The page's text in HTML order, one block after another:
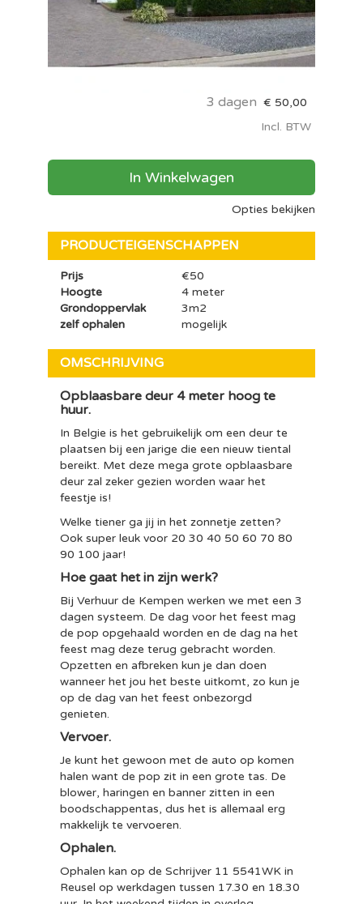
3 dagen € 50,00
Incl. BTW
In Winkelwagen
Opties bekijken
PRODUCTEIGENSCHAPPEN
Prijs
€50
Hoogte
4 meter
Grondoppervlak
3m2
zelf ophalen
mogelijk
OMSCHRIJVING
Opblaasbare deur 4 meter hoog te
huur.
In Belgie is het gebruikelijk om een deur te
plaatsen bij een jarige die een nieuw tiental
bereikt. Met deze mega grote opblaasbare
deur zal zeker gezien worden waar het
feestje is!
Welke tiener ga jij in het zonnetje zetten?
Ook super leuk voor 20 30 40 50 60 70 80
90 100 jaar!
Hoe gaat het in zijn werk?
Bij Verhuur de Kempen werken we met een 3
dagen systeem. De dag voor het feest mag
de pop opgehaald worden en de dag na het
feest mag deze terug gebracht worden.
Opzetten en afbreken kun je dan doen
wanneer het jou het beste uitkomt, zo kun je
op de dag van het feest onbezorgd
genieten.
Vervoer.
Je kunt het gewoon met de auto op komen
halen want de pop zit in een grote tas. De
blower, haringen en banner zitten in een
boodschappentas, dus het is allemaal erg
makkelijk te vervoeren.
Ophalen.
Ophalen kan op de Schrijver 11 5541WK in
Reusel op werkdagen tussen 17.30 en 18.30